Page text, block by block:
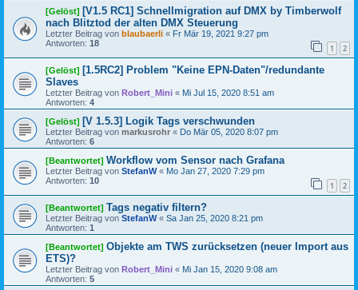
[Gelöst] [V1.5 RC1] Schnellmigration auf DMX by Timberwolf
nach Blitztod der alten DMX Steuerung
Letzter Beitrag von blaubaerli « Fr Mär 19, 2021 9:27 pm
Antworten: 18 1 2
[Gelöst] [1.5RC2] Problem "Keine EPN-Daten"/redundante
Slaves
Letzter Beitrag von Robert_Mini « Mi Jul 15, 2020 8:51 am
Antworten: 4
[Gelöst] [V 1.5.3] Logik Tags verschwunden
Letzter Beitrag von markusrohr « Do Mär 05, 2020 8:07 pm
Antworten: 6
[Beantwortet] Workflow vom Sensor nach Grafana
Letzter Beitrag von StefanW« Mo Jan 27, 2020 7:29 pm
Antworten: 10 1 2
[Beantwortet] Tags negativ filtern?
Letzter Beitrag von StefanW« Sa Jan 25, 2020 8:21 pm
Antworten: 1
[Beantwortet] Objekte am TWS zurücksetzen (neuer Import aus
ETS)?
Letzter Beitrag von Robert_Mini « Mi Jan 15, 2020 9:08 am
Antworten: 5